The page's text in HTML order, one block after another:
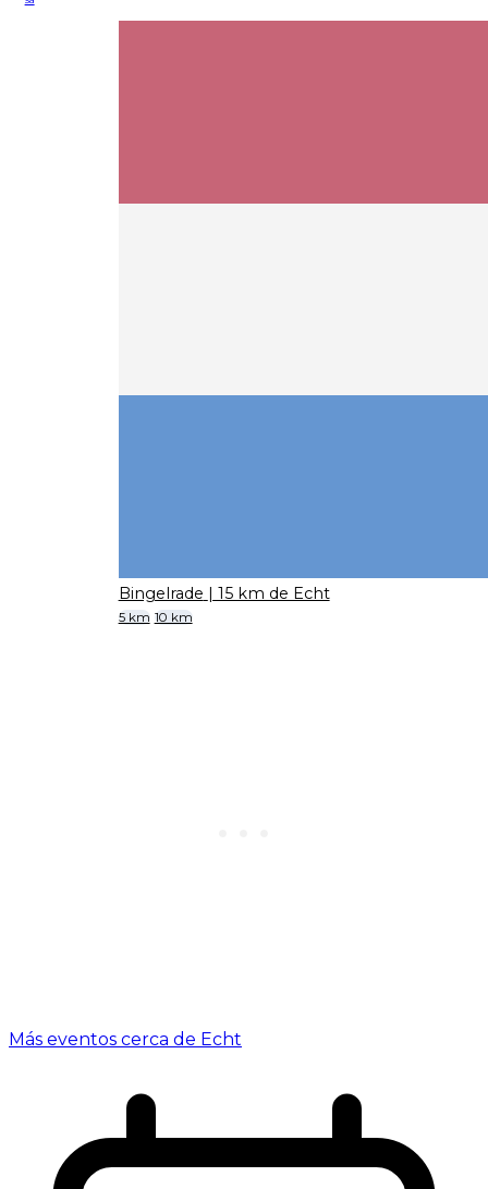
Bingelrade | 15 km de Echt
5 km 10 km
Más eventos cerca de Echt